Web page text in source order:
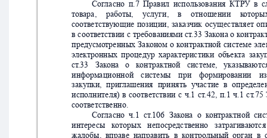
Согласно п.7 Правил использования КТРУ в
товара, работы, услуги, в отношении к
соответствующие позиции, заказчик осуществляет
в соответствии с требованиями ст.33 Закона о конт
предусмотренных Законом о контрактной системе
электронных процедур характеристики объекта
ст.33 Закона о контрактной системе, указыв
информационной системы при формировании
закупки,
приглашения принять участие в
исполнителя) в соответствии с ч.1 ст.42, п.1 ч.1 ст.75
соответственно.
Согласно ч.1 ст.106 Закона о контрактной
интересы которых непосредственно за
жалобы, вправе направить в контрольный орган в